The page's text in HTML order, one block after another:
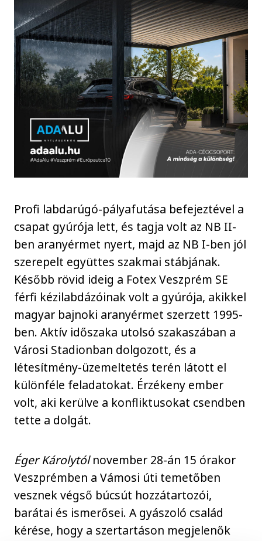
Profi labdarúgó-pályafutása befejeztével a
csapat gyúrója lett, és tagja volt az NB II-
ben aranyérmet nyert, majd az NB I-ben jól
szerepelt együttes szakmai stábjának.
Később rövid ideig a Fotex Veszprém SE
férfi kézilabdázóinak volt a gyúrója, akikkel
magyar bajnoki aranyérmet szerzett 1995-
ben. Aktív időszaka utolsó szakaszában a
Városi Stadionban dolgozott, és a
létesítmény-üzemeltetés terén látott el
különféle feladatokat. Érzékeny ember
volt, aki kerülve a konfliktusokat csendben
tette a dolgát.
Éger Károlytólnovember 28-án 15 órakor
Veszprémben a Vámosi úti temetőben
vesznek végső búcsút hozzátartozói,
barátai és ismerősei. A gyászoló család
kérése, hogy a szertartáson megjelenők